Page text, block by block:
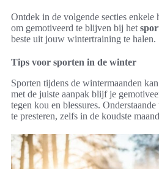
Ontdek in de volgende secties enkele
om gemotiveerd te blijven bij het
beste uit jouw wintertraining te halen.
Tips voor sporten in de winter
Sporten tijdens de wintermaanden
met de juiste aanpak blijf je
tegen kou en blessures.
te presteren, zelfs in de koudste